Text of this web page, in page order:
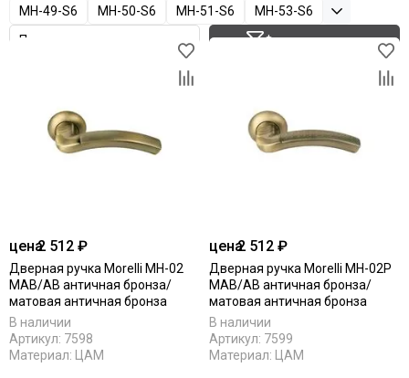
Aurum Doors
Bravo
Fantom
Hausdoors
Legend
Luxor
Milyana
Morelli
Ofram
Optima Porte
MH-49-S6
MH-50-S6 MH-51-S6
MH-53-S6
Фильтр товаров
цена2 512 ₽
Дверная ручка Morelli MH-02
MAB/AB античная бронза/
матовая античная бронза
В наличии
Артикул: 7598
Материал: ЦАМ
цена2 512 ₽
Дверная ручка Morelli MH-02P
MAB/AB античная бронза/
матовая античная бронза
В наличии
Артикул: 7599
Материал: ЦАМ